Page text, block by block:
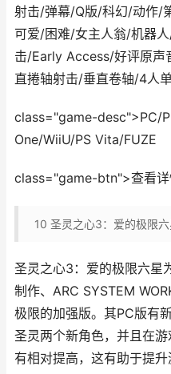
射击/弹幕/Q版/科幻/动作/
可爱/困难/女主人翁/机器
击/Early Access/好评原声
直捲轴射击/垂直卷轴/4人
class="game-desc">PC/
One/WiiU/PS Vita/FUZE
class="game-btn">查看
10 圣灵之心3：爱的极限六
圣灵之心3：爱的极限六星
制作、ARC SYSTEM
极限的加强版。其PC版有
圣灵两个新角色，并且在
有相对提高，这有助于提